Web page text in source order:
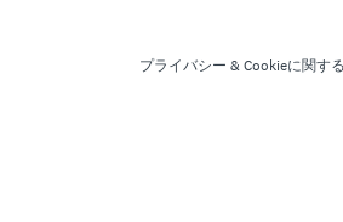
プライバシー &Cookieに関す